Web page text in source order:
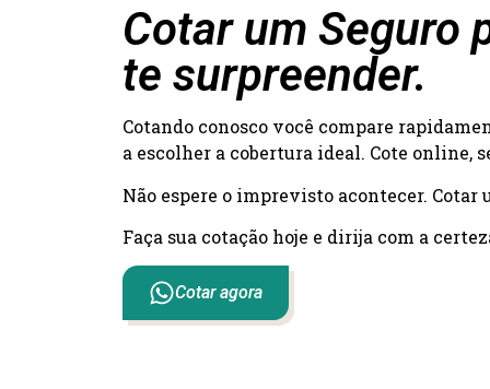
Cotar um Seguro
te surpreender.
Cotando conosco você compare
a escolher a cobertura ideal. Cote online,
Não espere o imprevisto acontecer. Cotar
Faça sua cotação hoje e dirija com a
Cotar agora